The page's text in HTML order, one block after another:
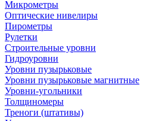
Микрометры
Оптические нивелиры
Пирометры
Рулетки
Строительные уровни
Гидроуровни
Уровни пузырьковые
Уровни пузырьковые магнитные
Уровни-угольники
Толщиномеры
Треноги (штативы)